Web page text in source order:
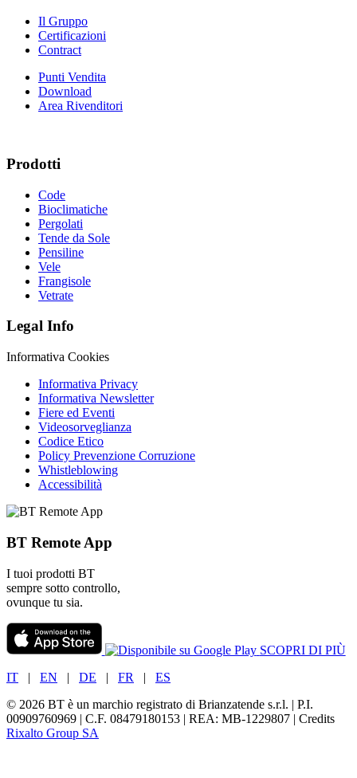
Il Gruppo
Certificazioni
Contract
Punti Vendita
Download
Area Rivenditori
Prodotti
Code
Bioclimatiche
Pergolati
Tende da Sole
Pensiline
Vele
Frangisole
Vetrate
Legal Info
Informativa Cookies
Informativa Privacy
Informativa Newsletter
Fiere ed Eventi
Videosorveglianza
Codice Etico
Policy Prevenzione Corruzione
Whistleblowing
Accessibilità
BT Remote App
I tuoi prodotti BT
sempre sotto controllo,
ovunque tu sia.
SCOPRI DI PIÙ
IT | EN | DE | FR | ES
© 2026 BT è un marchio registrato di Brianzatende s.r.l. | P.I.
00909760969 | C.F. 08479180153 | REA: MB-1229807 | Credits
Rixalto Group SA